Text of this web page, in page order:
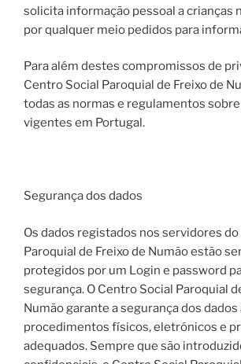
solicita informação pessoal a crianças
por qualquer meio pedidos para
Para além destes compromissos de
Centro Social Paroquial de Freixo de
todas as normas e regulamentos
vigentes em Portugal.
Segurança dos dados
Os dados registados nos servidores
Paroquial de Freixo de Numão estão
protegidos por um Login e password
segurança. O Centro Social Paroquial
Numão garante a segurança dos
procedimentos físicos, eletrónicos e
adequados. Sempre que são